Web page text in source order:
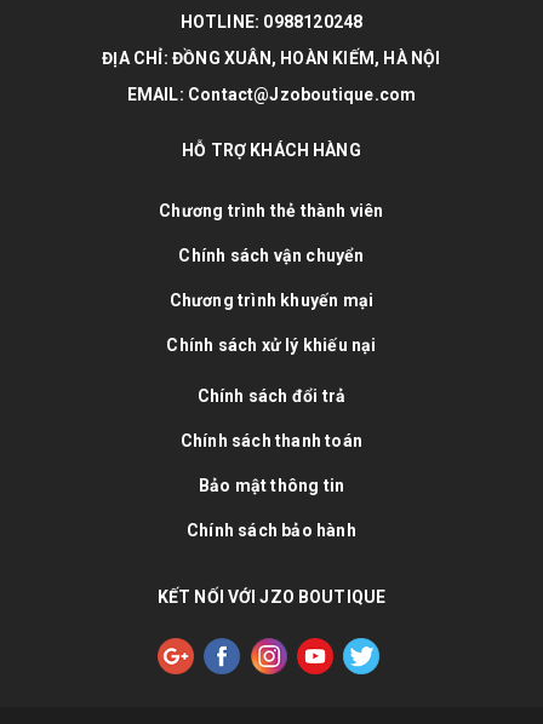
HOTLINE: 0988120248
ĐỊA CHỈ: ĐỒNG XUÂN, HOÀN KIẾM, HÀ NỘI
EMAIL: Contact@Jzoboutique.com
HỖ TRỢ KHÁCH HÀNG
Chương trình thẻ thành viên
Chính sách vận chuyển
Chương trình khuyến mại
Chính sách xử lý khiếu nại
Chính sách đổi trả
Chính sách thanh toán
Bảo mật thông tin
Chính sách bảo hành
KẾT NỐI VỚI JZO BOUTIQUE